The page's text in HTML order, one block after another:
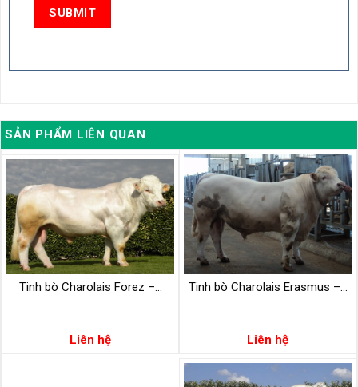
SẢN PHẨM LIÊN QUAN
Tinh bò Charolais Forez –...
Liên hệ
Tinh bò Charolais Erasmus –...
Liên hệ